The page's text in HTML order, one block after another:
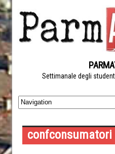
Settimanale degli
confconsumatori